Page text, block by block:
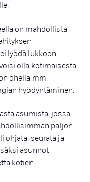
on mahdollista
lyödä lukkoon
olla kotimaisesta
ohella mm.
hyödyntäminen.
asumista, jossa
paljon.
ohjata, seurata ja
asunnot
kotien